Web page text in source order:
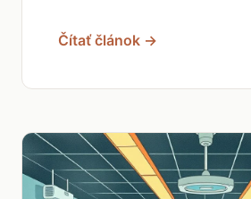
Čítať článok →